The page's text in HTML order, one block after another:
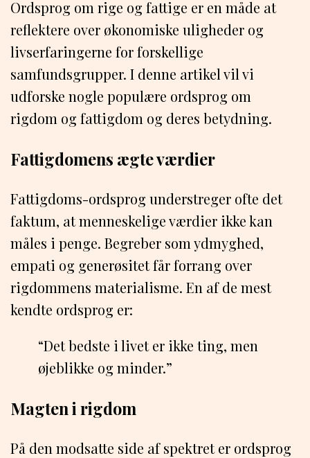
Ordsprog om rige og fattige er en måde at
reflektere over økonomiske uligheder og
livserfaringerne for forskellige
samfundsgrupper. I denne artikel vil vi
udforske nogle populære ordsprog om
rigdom og fattigdom og deres betydning.
Fattigdomens ægte værdier
Fattigdoms-ordsprog understreger ofte det
faktum, at menneskelige værdier ikke kan
måles i penge. Begreber som ydmyghed,
empati og generøsitet får forrang over
rigdommens materialisme. En af de mest
kendte ordsprog er:
“Det bedste i livet er ikke ting, men
øjeblikke og minder.”
Magten i rigdom
På den modsatte side af spektret er ordsprog